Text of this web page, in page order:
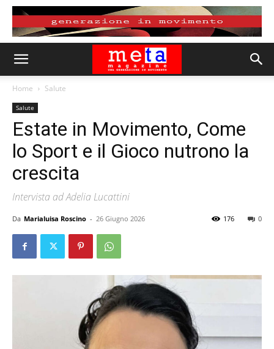
Home Salute
Salute
Estate in Movimento, Come
lo Sport e il Gioco nutrono la
crescita
Intervista ad Adelia Lucattini
Da Marialuisa Roscino - 26 Giugno 2026 0
176